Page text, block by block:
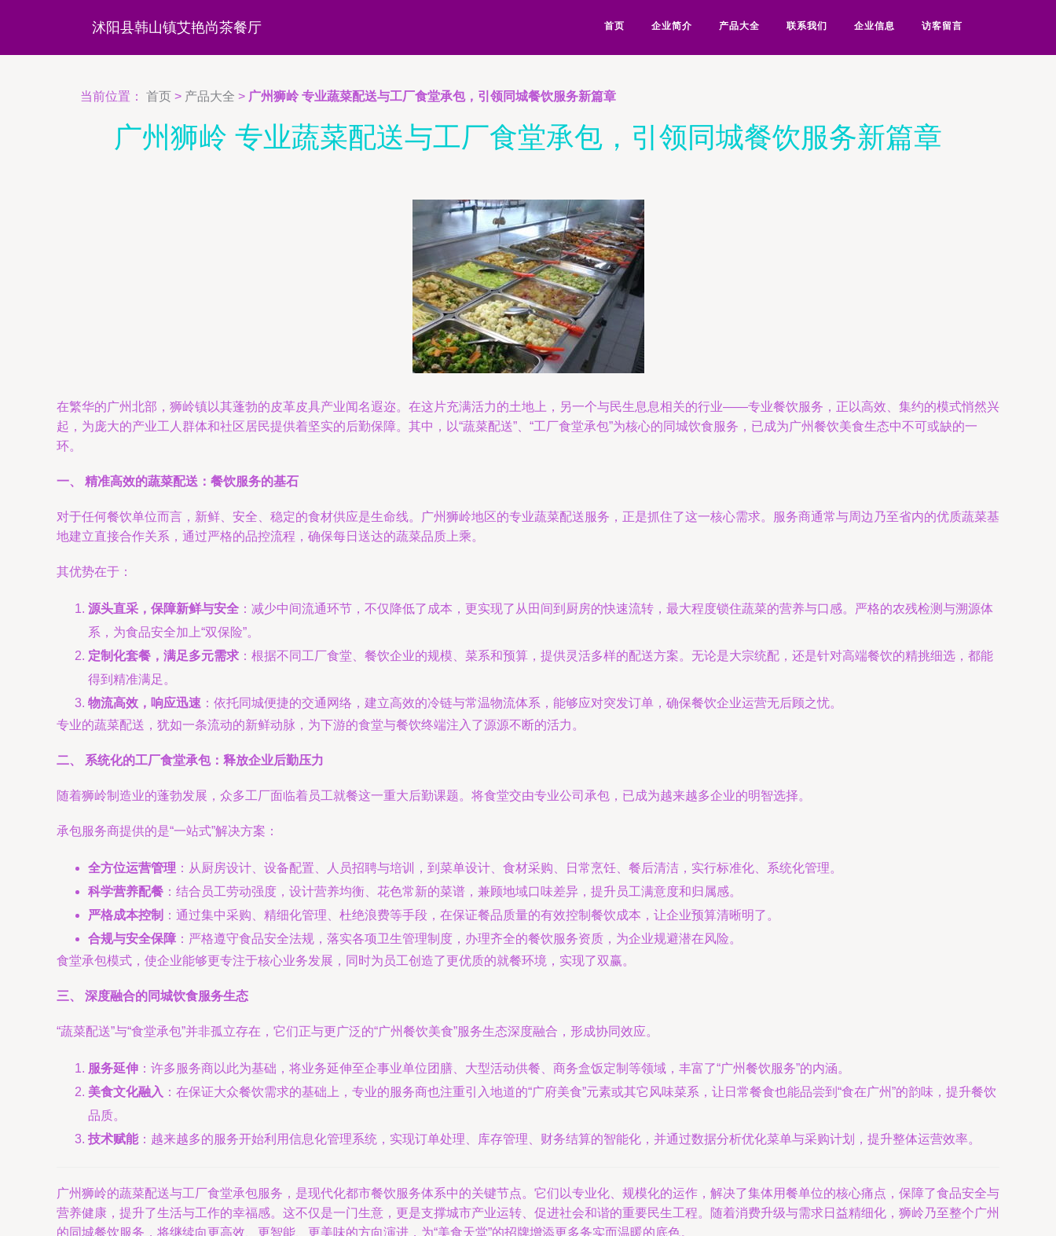
沭阳县韩山镇艾艳尚茶餐厅 首页 企业简介 产品大全 联系我们 企业信息 访客留言
当前位置： 首页 > 产品大全 > 广州狮岭 专业蔬菜配送与工厂食堂承包，引领同城餐饮服务新篇章
广州狮岭 专业蔬菜配送与工厂食堂承包，引领同城餐饮服务新篇章
在繁华的广州北部，狮岭镇以其蓬勃的皮革皮具产业闻名遐迩。在这片充满活力的土地上，另一个与民生息息相关的行业——专业餐饮服务，正以高效、集约的模式悄然兴
起，为庞大的产业工人群体和社区居民提供着坚实的后勤保障。其中，以“蔬菜配送”、“工厂食堂承包”为核心的同城饮食服务，已成为广州餐饮美食生态中不可或缺的一
环。
一、 精准高效的蔬菜配送：餐饮服务的基石
对于任何餐饮单位而言，新鲜、安全、稳定的食材供应是生命线。广州狮岭地区的专业蔬菜配送服务，正是抓住了这一核心需求。服务商通常与周边乃至省内的优质蔬菜基
地建立直接合作关系，通过严格的品控流程，确保每日送达的蔬菜品质上乘。
其优势在于：
源头直采，保障新鲜与安全 ：减少中间流通环节，不仅降低了成本，更实现了从田间到厨房的快速流转，最大程度锁住蔬菜的营养与口感。严格的农残检测与溯源体
系，为食品安全加上“双保险”。
定制化套餐，满足多元需求 ：根据不同工厂食堂、餐饮企业的规模、菜系和预算，提供灵活多样的配送方案。无论是大宗统配，还是针对高端餐饮的精挑细选，都能
得到精准满足。
物流高效，响应迅速 ：依托同城便捷的交通网络，建立高效的冷链与常温物流体系，能够应对突发订单，确保餐饮企业运营无后顾之忧。
专业的蔬菜配送，犹如一条流动的新鲜动脉，为下游的食堂与餐饮终端注入了源源不断的活力。
二、 系统化的工厂食堂承包：释放企业后勤压力
随着狮岭制造业的蓬勃发展，众多工厂面临着员工就餐这一重大后勤课题。将食堂交由专业公司承包，已成为越来越多企业的明智选择。
承包服务商提供的是“一站式”解决方案：
全方位运营管理 ：从厨房设计、设备配置、人员招聘与培训，到菜单设计、食材采购、日常烹饪、餐后清洁，实行标准化、系统化管理。
科学营养配餐 ：结合员工劳动强度，设计营养均衡、花色常新的菜谱，兼顾地域口味差异，提升员工满意度和归属感。
严格成本控制 ：通过集中采购、精细化管理、杜绝浪费等手段，在保证餐品质量的有效控制餐饮成本，让企业预算清晰明了。
合规与安全保障 ：严格遵守食品安全法规，落实各项卫生管理制度，办理齐全的餐饮服务资质，为企业规避潜在风险。
食堂承包模式，使企业能够更专注于核心业务发展，同时为员工创造了更优质的就餐环境，实现了双赢。
三、 深度融合的同城饮食服务生态
“蔬菜配送”与“食堂承包”并非孤立存在，它们正与更广泛的“广州餐饮美食”服务生态深度融合，形成协同效应。
服务延伸 ：许多服务商以此为基础，将业务延伸至企事业单位团膳、大型活动供餐、商务盒饭定制等领域，丰富了“广州餐饮服务”的内涵。
美食文化融入 ：在保证大众餐饮需求的基础上，专业的服务商也注重引入地道的“广府美食”元素或其它风味菜系，让日常餐食也能品尝到“食在广州”的韵味，提升餐饮
品质。
技术赋能：越来越多的服务开始利用信息化管理系统，实现订单处理、库存管理、财务结算的智能化，并通过数据分析优化菜单与采购计划，提升整体运营效率。
广州狮岭的蔬菜配送与工厂食堂承包服务，是现代化都市餐饮服务体系中的关键节点。它们以专业化、规模化的运作，解决了集体用餐单位的核心痛点，保障了食品安全与
营养健康，提升了生活与工作的幸福感。这不仅是一门生意，更是支撑城市产业运转、促进社会和谐的重要民生工程。随着消费升级与需求日益精细化，狮岭乃至整个广州
的同城餐饮服务，将继续向更高效、更智能、更美味的方向演进，为“美食天堂”的招牌增添更多务实而温暖的底色。